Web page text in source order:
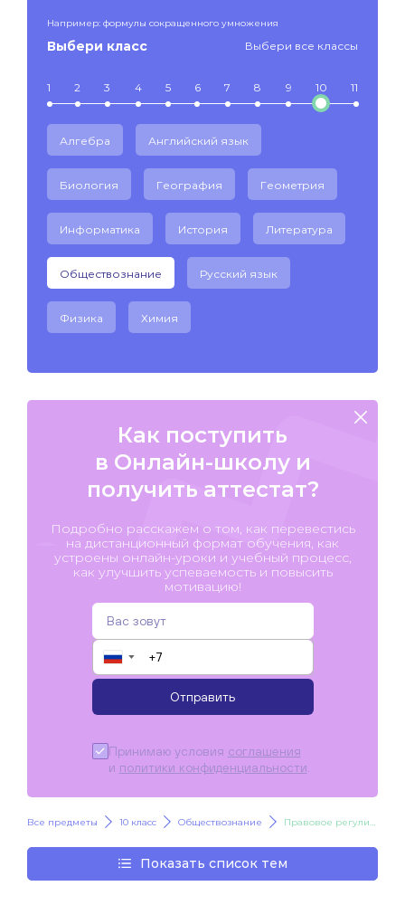
Например: формулы сокращенного умножения
Выбери класс Выбери все классы
1 2 3 4 5 6 7 8 9 10 11
Алгебра Английский язык
Биология География Геометрия
Информатика История Литература
Обществознание Русский язык
Физика Химия
Как поступить
в Онлайн-школу и
получить аттестат?
Подробно расскажем о том, как перевестись
на дистанционный формат обучения, как
устроены онлайн-уроки и учебный процесс,
как улучшить успеваемость и повысить
мотивацию!
▼
Отправить
Принимаю условия соглашения
и политики конфиденциальности
Все предметы 10 класс Обществознание Правовое регулирование занятости и трудоустройства
Показать список тем